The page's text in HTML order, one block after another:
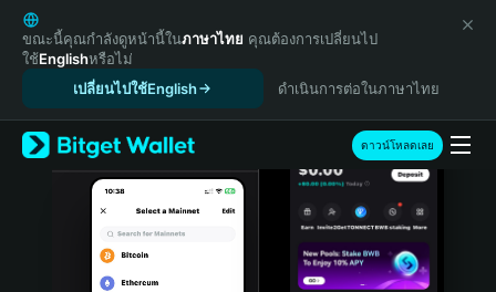
English
日本語
Tiếng Việt
Español (Latinoamérica)
Türkçe
Italiano
ขณะนี้คุณกำลังดูหน้านี้ในภาษาไทย คุณต้องการเปลี่ยนไป
ใช้Englishหรือไม่
เปลี่ยนไปใช้English
ดำเนินการต่อในภาษาไทย
ดาวน์โหลดเลย